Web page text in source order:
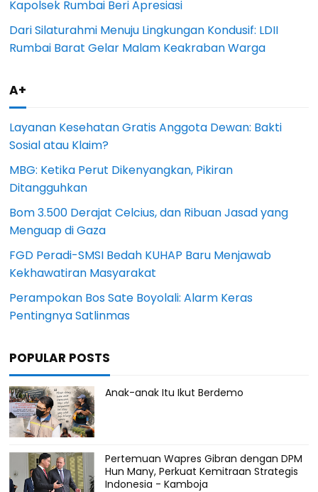
Kapolsek Rumbai Beri Apresiasi
Dari Silaturahmi Menuju Lingkungan Kondusif: LDII
Rumbai Barat Gelar Malam Keakraban Warga
A+
Layanan Kesehatan Gratis Anggota Dewan: Bakti
Sosial atau Klaim?
MBG: Ketika Perut Dikenyangkan, Pikiran
Ditangguhkan
Bom 3.500 Derajat Celcius, dan Ribuan Jasad yang
Menguap di Gaza
FGD Peradi-SMSI Bedah KUHAP Baru Menjawab
Kekhawatiran Masyarakat
Perampokan Bos Sate Boyolali: Alarm Keras
Pentingnya Satlinmas
POPULAR POSTS
Anak-anak Itu Ikut Berdemo
Pertemuan Wapres Gibran dengan DPM
Hun Many, Perkuat Kemitraan Strategis
Indonesia - Kamboja